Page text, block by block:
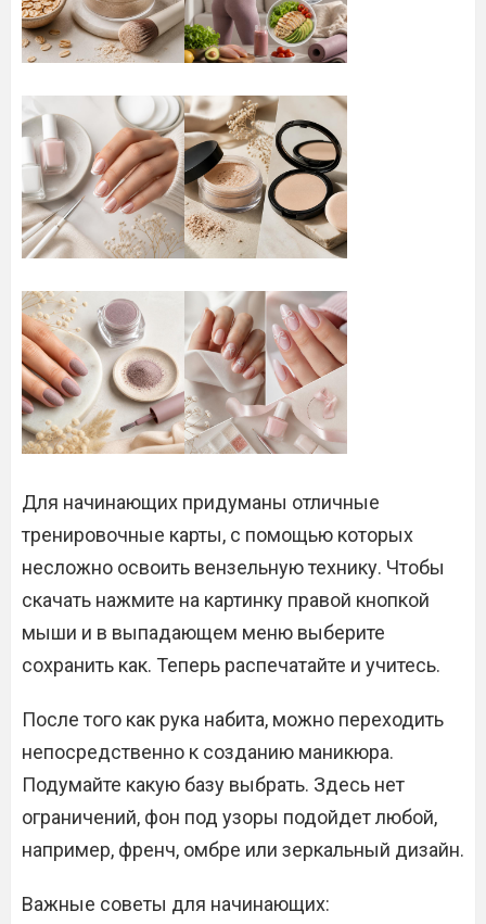
Для начинающих придуманы отличные
тренировочные карты, с помощью которых
несложно освоить вензельную технику. Чтобы
скачать нажмите на картинку правой кнопкой
мыши и в выпадающем меню выберите
сохранить как. Теперь распечатайте и учитесь.
После того как рука набита, можно переходить
непосредственно к созданию маникюра.
Подумайте какую базу выбрать. Здесь нет
ограничений, фон под узоры подойдет любой,
например, френч, омбре или зеркальный дизайн.
Важные советы для начинающих: